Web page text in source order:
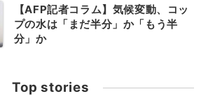
【AFP記者コラム】気候変動、コッ
プの水は「まだ半分」か「もう半
分」か
Top stories